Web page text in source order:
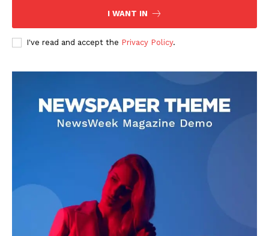
DOWNLOAD NOW
AIN NEWS 1
Contact Us
About Us
Privacy Policy
I WANT IN
I've read and accept the Privacy Policy.